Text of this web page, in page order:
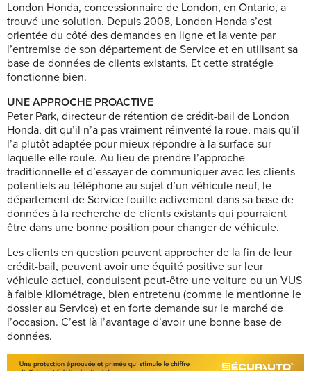
London Honda, concessionnaire de London, en Ontario, a
trouvé une solution. Depuis 2008, London Honda s’est
orientée du côté des demandes en ligne et la vente par
l’entremise de son département de Service et en utilisant sa
base de données de clients existants. Et cette stratégie
fonctionne bien.
UNE APPROCHE PROACTIVE
Peter Park, directeur de rétention de crédit-bail de London
Honda, dit qu’il n’a pas vraiment réinventé la roue, mais qu’il
l’a plutôt adaptée pour mieux répondre à la surface sur
laquelle elle roule. Au lieu de prendre l’approche
traditionnelle et d’essayer de communiquer avec les clients
potentiels au téléphone au sujet d’un véhicule neuf, le
département de Service fouille activement dans sa base de
données à la recherche de clients existants qui pourraient
être dans une bonne position pour changer de véhicule.
Les clients en question peuvent approcher de la fin de leur
crédit-bail, peuvent avoir une équité positive sur leur
véhicule actuel, conduisent peut-être une voiture ou un VUS
à faible kilométrage, bien entretenu (comme le mentionne le
dossier au Service) et en forte demande sur le marché de
l’occasion. C’est là l’avantage d’avoir une bonne base de
données.